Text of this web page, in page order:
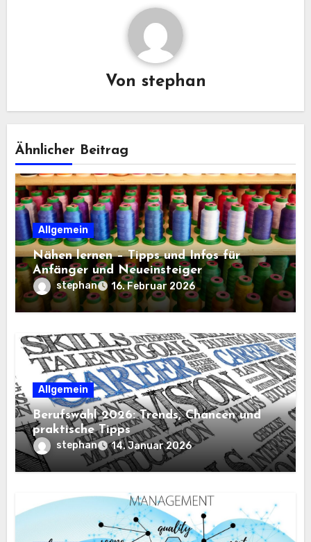
Von stephan
Ähnlicher Beitrag
Allgemein
Nähen lernen – Tipps und Infos für
Anfänger und Neueinsteiger
stephan 16. Februar 2026
Allgemein
Berufswahl 2026: Trends, Chancen und
praktische Tipps
stephan 14. Januar 2026